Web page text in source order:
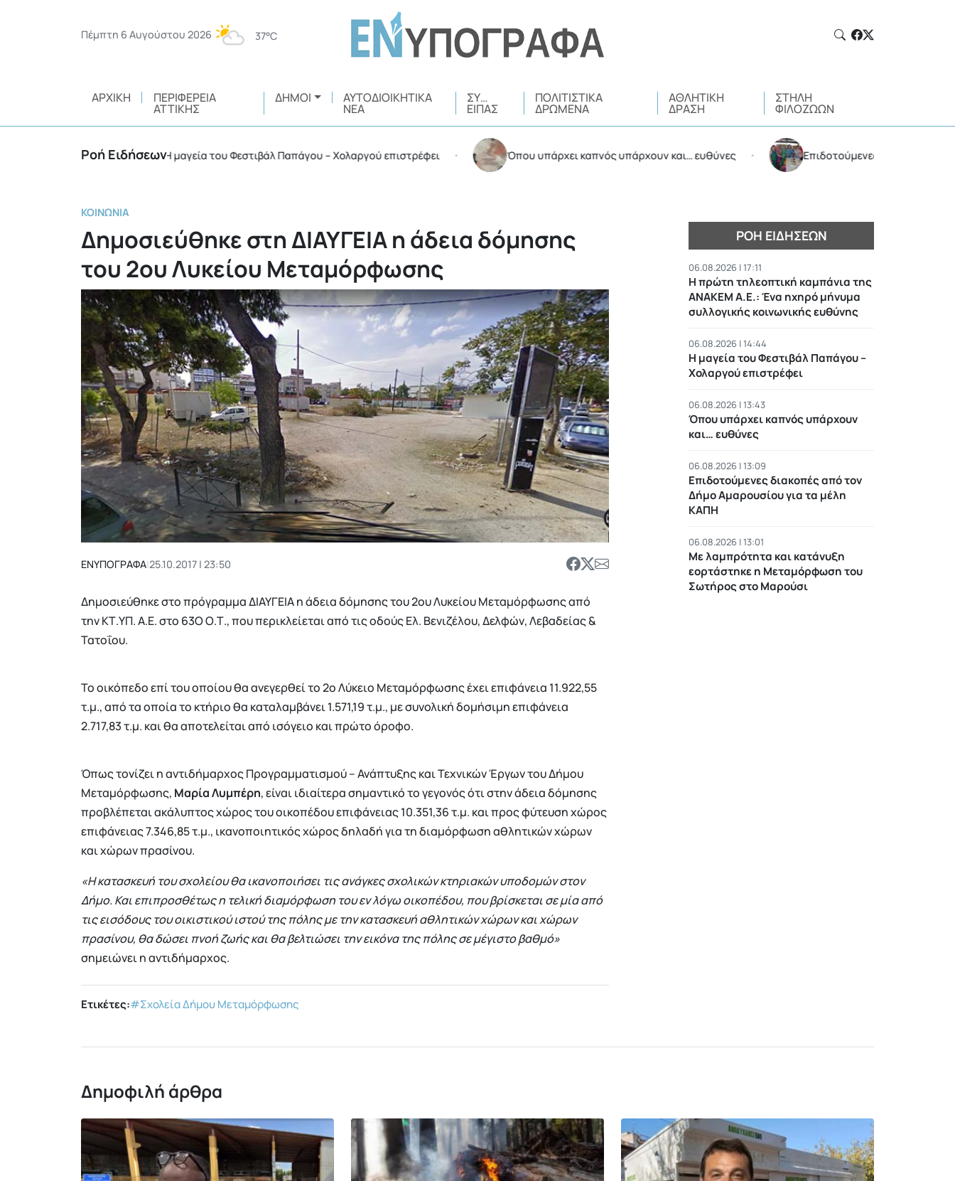
Πέμπτη 6 Αυγούστου 2026 37°C
ΑΡΧΙΚΉ ΠΕΡΙΦΈΡΕΙΑ
ΑΤΤΙΚΉΣ
ΔΉΜΟΙ ΑΥΤΟΔΙΟΙΚΗΤΙΚΆ
ΝΈΑ
ΣΥ…
ΕΊΠΑΣ
ΠΟΛΙΤΙΣΤΙΚΆ
ΔΡΏΜΕΝΑ
ΑΘΛΗΤΙΚΉ
ΔΡΆΣΗ
ΣΤΉΛΗ
ΦΙΛΌΖΩΩΝ
Ροή Ειδήσεων
• Η μαγεία του Φεστιβάλ Παπάγου – Χολαργού επιστρέφει • Όπου υπάρχει καπνός υπάρχουν και… ευθύνες • Επιδοτούμενες διακοπές από τον
ΚΟΙΝΩΝΊΑ
Δημοσιεύθηκε στη ΔΙΑΥΓΕΙΑ η άδεια δόμησης
του 2ου Λυκείου Μεταμόρφωσης
ΕΝΥΠΟΓΡΑΦΑ|25.10.2017 | 23:50
Δημοσιεύθηκε στο πρόγραμμα ΔΙΑΥΓΕΙΑ η άδεια δόμησης του 2ου Λυκείου Μεταμόρφωσης από
την ΚΤ.ΥΠ. Α.Ε. στο 63Ο Ο.Τ., που περικλείεται από τις οδούς Ελ. Βενιζέλου, Δελφών, Λεβαδείας &
Τατοΐου.
Το οικόπεδο επί του οποίου θα ανεγερθεί το 2ο Λύκειο Μεταμόρφωσης έχει επιφάνεια 11.922,55
τ.μ., από τα οποία το κτήριο θα καταλαμβάνει 1.571,19 τ.μ., με συνολική δομήσιμη επιφάνεια
2.717,83 τ.μ. και θα αποτελείται από ισόγειο και πρώτο όροφο.
Όπως τονίζει η αντιδήμαρχος Προγραμματισμού – Ανάπτυξης και Τεχνικών Έργων του Δήμου
Μεταμόρφωσης, Μαρία Λυμπέρη, είναι ιδιαίτερα σημαντικό το γεγονός ότι στην άδεια δόμησης
προβλέπεται ακάλυπτος χώρος του οικοπέδου επιφάνειας 10.351,36 τ.μ. και προς φύτευση χώρος
επιφάνειας 7.346,85 τ.μ., ικανοποιητικός χώρος δηλαδή για τη διαμόρφωση αθλητικών χώρων
και χώρων πρασίνου.
«Η κατασκευή του σχολείου θα ικανοποιήσει τις ανάγκες σχολικών κτηριακών υποδομών στον
Δήμο. Και επιπροσθέτως η τελική διαμόρφωση του εν λόγω οικοπέδου, που βρίσκεται σε μία από
τις εισόδους του οικιστικού ιστού της πόλης με την κατασκευή αθλητικών χώρων και χώρων
πρασίνου, θα δώσει πνοή ζωής και θα βελτιώσει την εικόνα της πόλης σε μέγιστο βαθμό»
σημειώνει η αντιδήμαρχος.
Ετικέτες:#Σχολεία Δήμου Μεταμόρφωσης
ΡΟΉ ΕΙΔΉΣΕΩΝ
06.08.2026 | 17:11
Η πρώτη τηλεοπτική καμπάνια της
ΑΝΑΚΕΜ Α.Ε.: Ένα ηχηρό μήνυμα
συλλογικής κοινωνικής ευθύνης
06.08.2026 | 14:44
Η μαγεία του Φεστιβάλ Παπάγου –
Χολαργού επιστρέφει
06.08.2026 | 13:43
Όπου υπάρχει καπνός υπάρχουν
και… ευθύνες
06.08.2026 | 13:09
Επιδοτούμενες διακοπές από τον
Δήμο Αμαρουσίου για τα μέλη
ΚΑΠΗ
06.08.2026 | 13:01
Με λαμπρότητα και κατάνυξη
εορτάστηκε η Μεταμόρφωση του
Σωτήρος στο Μαρούσι
Δημοφιλή άρθρα